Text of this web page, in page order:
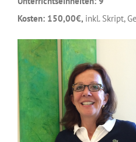
Kosten: 150,00€, inkl. Skript,